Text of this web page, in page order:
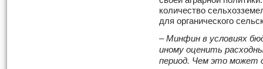
количество
для органического
– Минфин в условиях
иному оценить
период. Чем это может